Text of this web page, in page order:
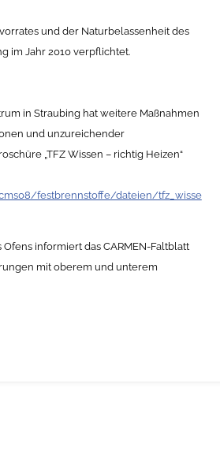
und der Naturbelassenheit des
im Jahr 2010 verpflichtet.
in Straubing hat weitere Maßnahmen
und unzureichender
„TFZ Wissen – richtig Heizen“
festbrennstoffe/dateien/tfz_wisse
informiert das CARMEN-Faltblatt
mit oberem und unterem